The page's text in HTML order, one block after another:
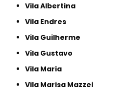
Vila Albertina
Vila Endres
Vila Guilherme
Vila Gustavo
Vila Maria
Vila Marisa Mazzei